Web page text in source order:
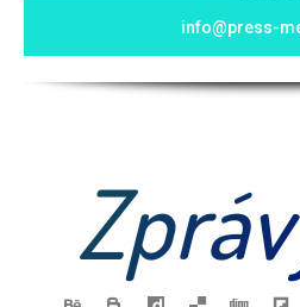
info@press-